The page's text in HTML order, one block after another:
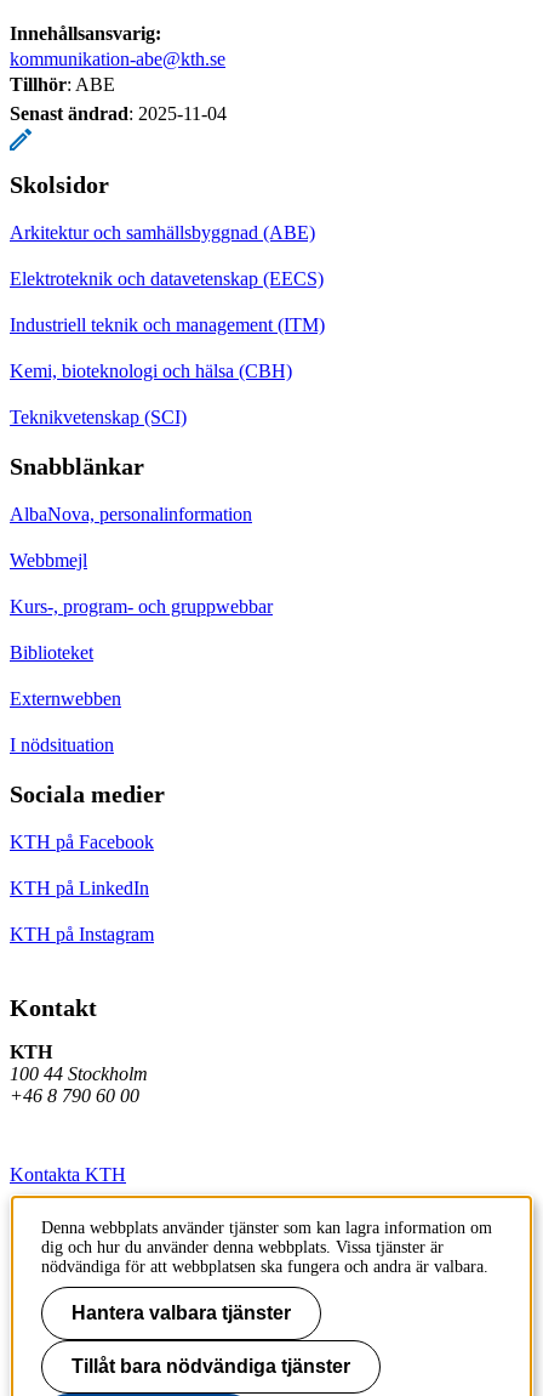
Innehållsansvarig:
kommunikation-abe@kth.se
Tillhör: ABE
Senast ändrad: 2025-11-04
Skolsidor
Arkitektur och samhällsbyggnad (ABE)
Elektroteknik och datavetenskap (EECS)
Industriell teknik och management (ITM)
Kemi, bioteknologi och hälsa (CBH)
Teknikvetenskap (SCI)
Snabblänkar
AlbaNova, personalinformation
Webbmejl
Kurs-, program- och gruppwebbar
Biblioteket
Externwebben
I nödsituation
Sociala medier
KTH på Facebook
KTH på LinkedIn
KTH på Instagram
Kontakt
KTH
100 44 Stockholm
+46 8 790 60 00
Kontakta KTH
Jobba på KTH
Press och media
Faktura och betalning KTH
Om KTH:s webbplatser
Denna webbplats använder tjänster som kan lagra information om
dig och hur du använder denna webbplats. Vissa tjänster är
nödvändiga för att webbplatsen ska fungera och andra är valbara.
Hantera valbara tjänster
Tillåt bara nödvändiga tjänster